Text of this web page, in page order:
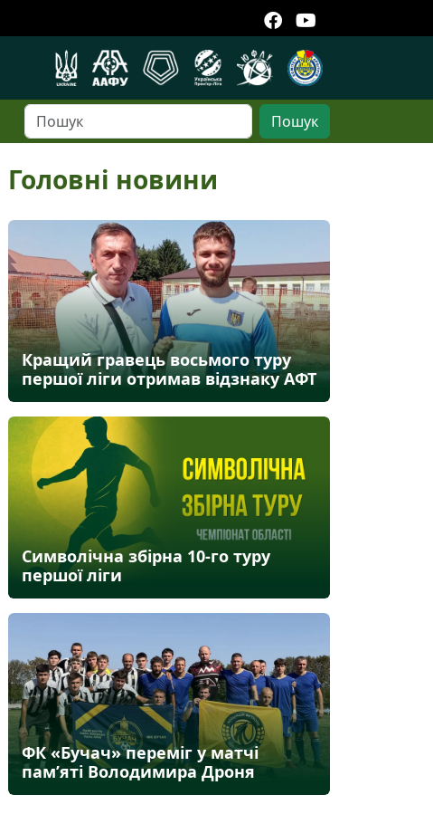
Пошук
Головні новини
Кращий гравець восьмого туру
першої ліги отримав відзнаку АФТ
Символічна збірна 10-го туру
першої ліги
ФК «Бучач» переміг у матчі
пам’яті Володимира Дроня